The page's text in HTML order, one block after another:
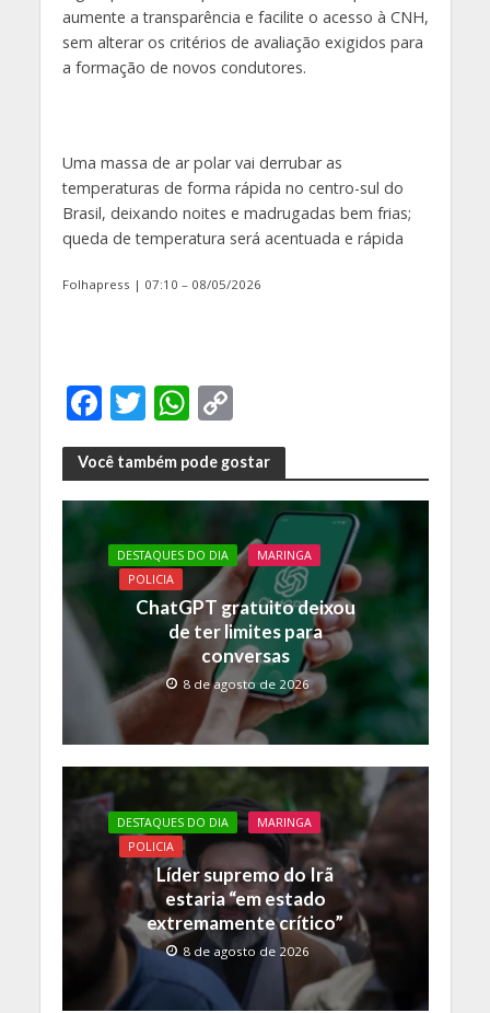
aumente a transparência e facilite o acesso à CNH,
sem alterar os critérios de avaliação exigidos para
a formação de novos condutores.
Uma massa de ar polar vai derrubar as
temperaturas de forma rápida no centro-sul do
Brasil, deixando noites e madrugadas bem frias;
queda de temperatura será acentuada e rápida
Folhapress | 07:10 – 08/05/2026
F
ac
e
b
o
o
T
w
itt
er
W
h
at
s
A
p
p
C
o
p
y
Li
n
k
Você também pode gostar
DESTAQUES DO DIA
MARINGA
POLICIA
ChatGPT gratuito deixou
de ter limites para
conversas
8 de agosto de 2026
DESTAQUES DO DIA
MARINGA
POLICIA
Líder supremo do Irã
estaria “em estado
extremamente crítico”
8 de agosto de 2026